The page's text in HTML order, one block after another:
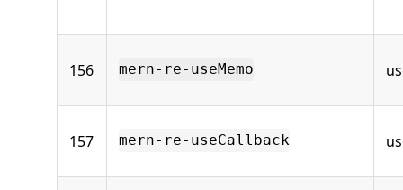
156 mern-re-useMemo
157 mern-re-useCallback